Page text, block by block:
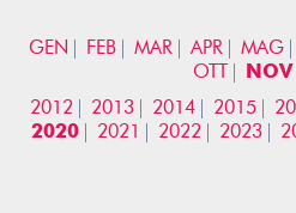
GEN FEB MAR APR MAG
OTT
NOV
2012
2013 2014 2015
2020
2021 2022 2023